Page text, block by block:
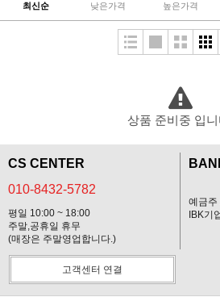
최신순 낮은가격 높은가격
상품 준비중 입니
CS CENTER
010-8432-5782
평일 10:00 ~ 18:00
주말,공휴일 휴무
(매장은 주말영업합니다.)
예금주
IBK기
고객센터 연결